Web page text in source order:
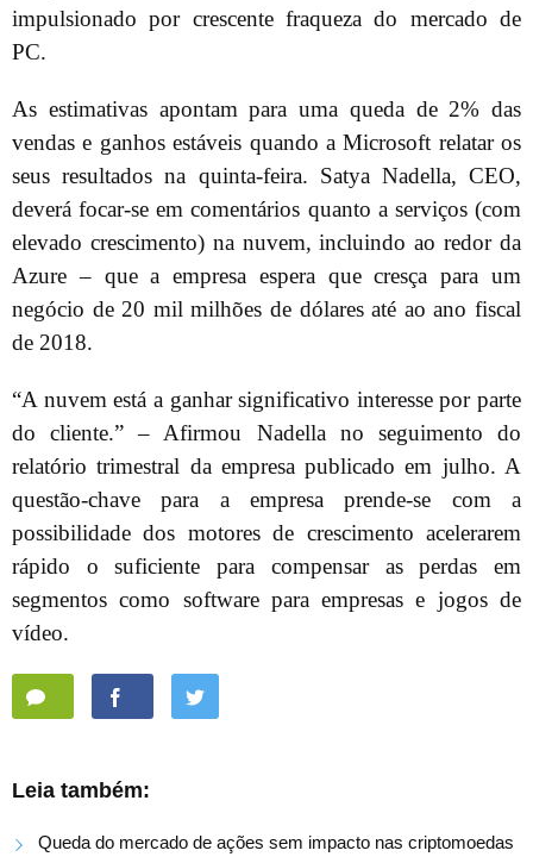
impulsionado por crescente fraqueza do mercado de
PC.
As estimativas apontam para uma queda de 2% das
vendas e ganhos estáveis quando a Microsoft relatar os
seus resultados na quinta-feira. Satya Nadella, CEO,
deverá focar-se em comentários quanto a serviços (com
elevado crescimento) na nuvem, incluindo ao redor da
Azure – que a empresa espera que cresça para um
negócio de 20 mil milhões de dólares até ao ano fiscal
de 2018.
“A nuvem está a ganhar significativo interesse por parte
do cliente.” – Afirmou Nadella no seguimento do
relatório trimestral da empresa publicado em julho. A
questão-chave para a empresa prende-se com a
possibilidade dos motores de crescimento acelerarem
rápido o suficiente para compensar as perdas em
segmentos como software para empresas e jogos de
vídeo.
Leia também:
Queda do mercado de ações sem impacto nas criptomoedas